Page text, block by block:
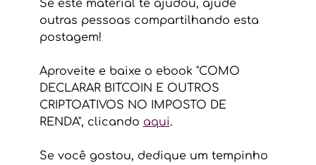
Se este material te ajudou, ajude
outras pessoas compartilhando esta
postagem!
Aproveite e baixe o ebook "COMO
DECLARAR BITCOIN E OUTROS
CRIPTOATIVOS NO IMPOSTO DE
RENDA", clicando aqui.
Se você gostou, dedique um tempinho